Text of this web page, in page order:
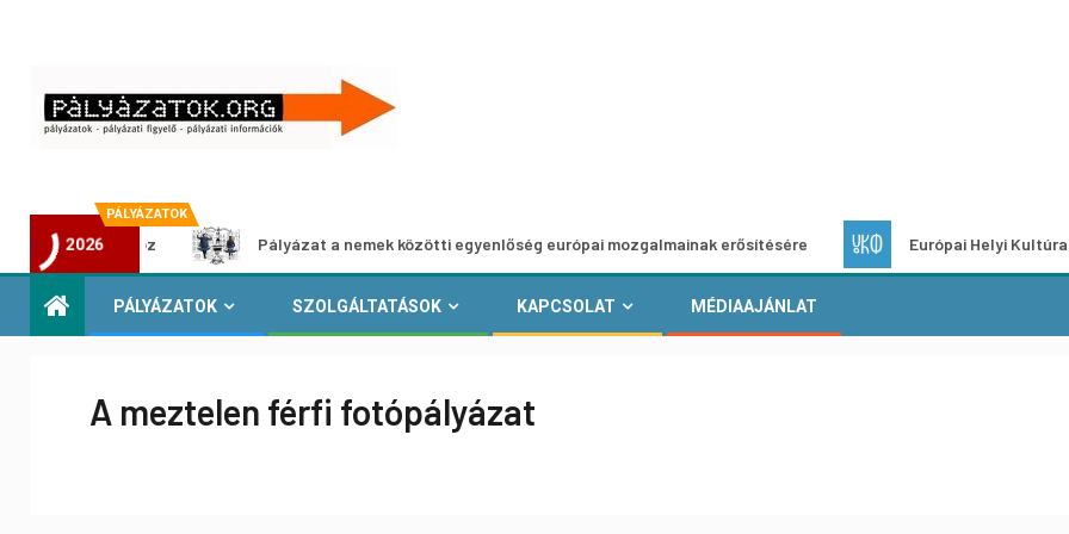
PÁLYÁZATOK
2026 Pályázat a nemek közötti egyenlőség európai mozgalmainak erősítésére Európai Helyi Kultúra –
PÁLYÁZATOK SZOLGÁLTATÁSOK KAPCSOLAT MÉDIAAJÁNLAT
A meztelen férfi fotópályázat